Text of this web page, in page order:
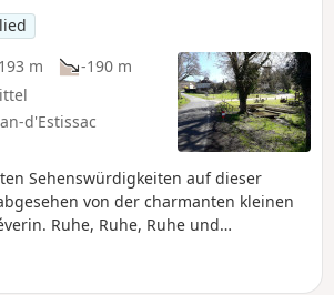
m
-190 m
d'Estissac
Sehenswürdigkeiten auf dieser
von der charmanten kleinen
Ruhe, Ruhe, Ruhe und
Brandschneisen auf dem ersten,